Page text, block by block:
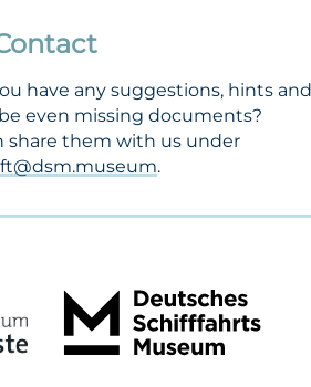
have any suggestions, hints and
even missing documents?
share them with us under
.